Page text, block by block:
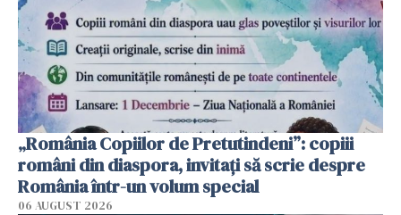
„România Copiilor de Pretutindeni”: copiii
români din diaspora, invitați să scrie despre
România într-un volum special
06 AUGUST 2026